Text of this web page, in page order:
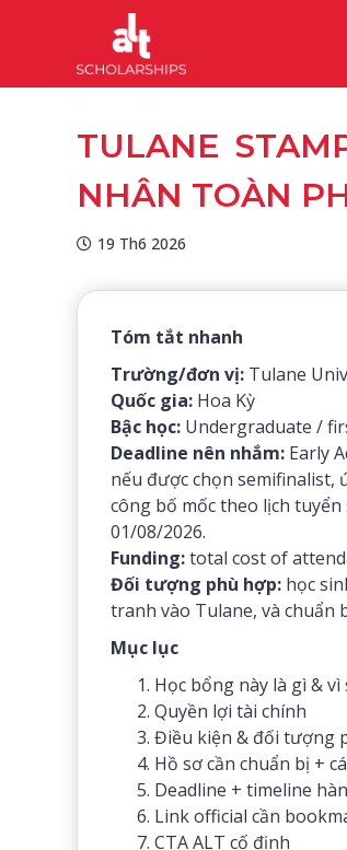
TULANE
NHÂN TOÀN
19 Th6 2026
Tóm tắt nhanh
Trường/đơn vị: Tulane
Quốc gia: Hoa Kỳ
Bậc học: Undergraduate /
Deadline nên nhắm: Early
nếu được chọn
công bố mốc theo lịch
01/08/2026.
Funding:total cost of
Đối tượng phù hợp: học
tranh vào Tulane, và chuẩn
Mục lục
Học bổng này là gì &
Quyền lợi tài chính
Điều kiện & đối tượng
Hồ sơ cần chuẩn bị +
Deadline + timeline
Link official cần
CTA ALT cố định